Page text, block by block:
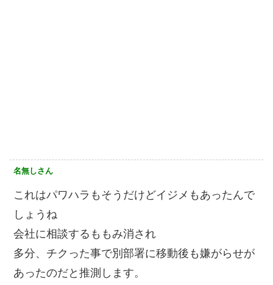
名無しさん
これはパワハラもそうだけどイジメもあったんで
しょうね
会社に相談するももみ消され
多分、チクった事で別部署に移動後も嫌がらせが
あったのだと推測します。